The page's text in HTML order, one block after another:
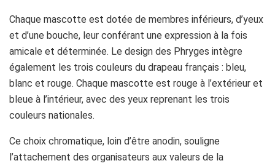
Chaque mascotte est dotée de membres inférieurs, d’yeux
et d’une bouche, leur conférant une expression à la fois
amicale et déterminée. Le design des Phryges intègre
également les trois couleurs du drapeau français : bleu,
blanc et rouge. Chaque mascotte est rouge à l’extérieur et
bleue à l’intérieur, avec des yeux reprenant les trois
couleurs nationales.
Ce choix chromatique, loin d’être anodin, souligne
l’attachement des organisateurs aux valeurs de la